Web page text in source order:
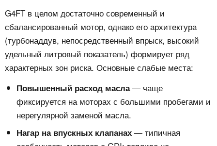
G4FT в целом достаточно современный и
сбалансированный мотор, однако его архитектура
(турбонаддув, непосредственный впрыск, высокий
удельный литровый показатель) формирует ряд
характерных зон риска. Основные слабые места:
Повышенный расход масла— чаще
фиксируется на моторах с большими пробегами и
нерегулярной заменой масла.
Нагар на впускных клапанах — типичная